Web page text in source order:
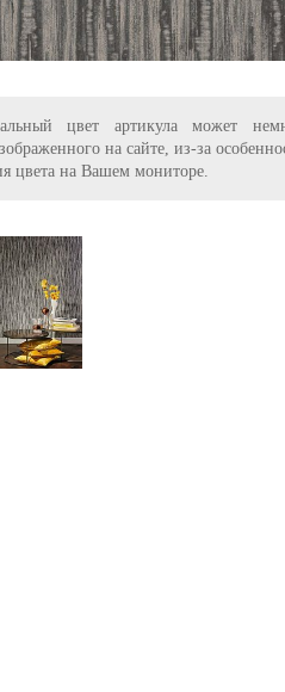
цвет артикула может
на сайте, из-за
цвета на Вашем мониторе.